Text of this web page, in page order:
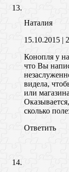
Наталия
15.10.2015 |
Конопля у
что Вы
видела,
или
сколько
Ответить